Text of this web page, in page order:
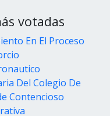
votadas
En El Proceso
Del Colegio De
Contencioso